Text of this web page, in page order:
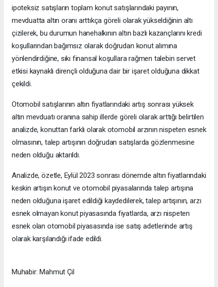
ipoteksiz satışların toplam konut satışlarındaki payının,
mevduatta altın oranı arttıkça göreli olarak yükseldiğinin altı
çizilerek, bu durumun hanehalkının altın bazlı kazançlarını kredi
koşullarından bağımsız olarak doğrudan konut alımına
yönlendirdiğine, sıkı finansal koşullara rağmen talebin servet
etkisi kaynaklı dirençli olduğuna dair bir işaret olduğuna dikkat
çekildi.
Otomobil satışlarının altın fiyatlarındaki artış sonrası yüksek
altın mevduatı oranına sahip illerde göreli olarak arttığı belirtilen
analizde, konuttan farklı olarak otomobil arzının nispeten esnek
olmasının, talep artışının doğrudan satışlarda gözlenmesine
neden olduğu aktarıldı.
Analizde, özetle, Eylül 2023 sonrası dönemde altın fiyatlarındaki
keskin artışın konut ve otomobil piyasalarında talep artışına
neden olduğuna işaret edildiği kaydedilerek, talep artışının, arzı
esnek olmayan konut piyasasında fiyatlarda, arzı nispeten
esnek olan otomobil piyasasında ise satış adetlerinde artış
olarak karşılandığı ifade edildi.
Muhabir: Mahmut Çil